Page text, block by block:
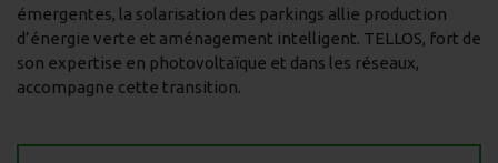
émergentes, la solarisation des parkings allie production
d’énergie verte et aménagement intelligent. TELLOS, fort de
son expertise en photovoltaïque et dans les réseaux,
accompagne cette transition.